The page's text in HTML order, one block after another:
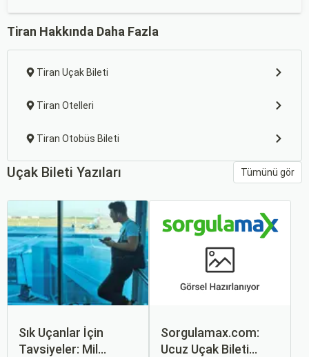
Tiran Hakkında Daha Fazla
Tiran Uçak Bileti
Tiran Otelleri
Tiran Otobüs Bileti
Uçak Bileti Yazıları Tümünü gör
Sık Uçanlar İçin
Tavsiyeler: Mil
Sorgulamax.com:
Ucuz Uçak Bileti